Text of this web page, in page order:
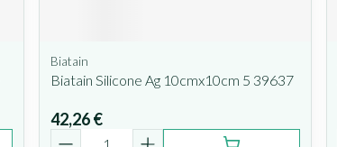
Biatain
Biatain Silicone Ag 10cmx10cm 5 39637
42,26 €
Quantité